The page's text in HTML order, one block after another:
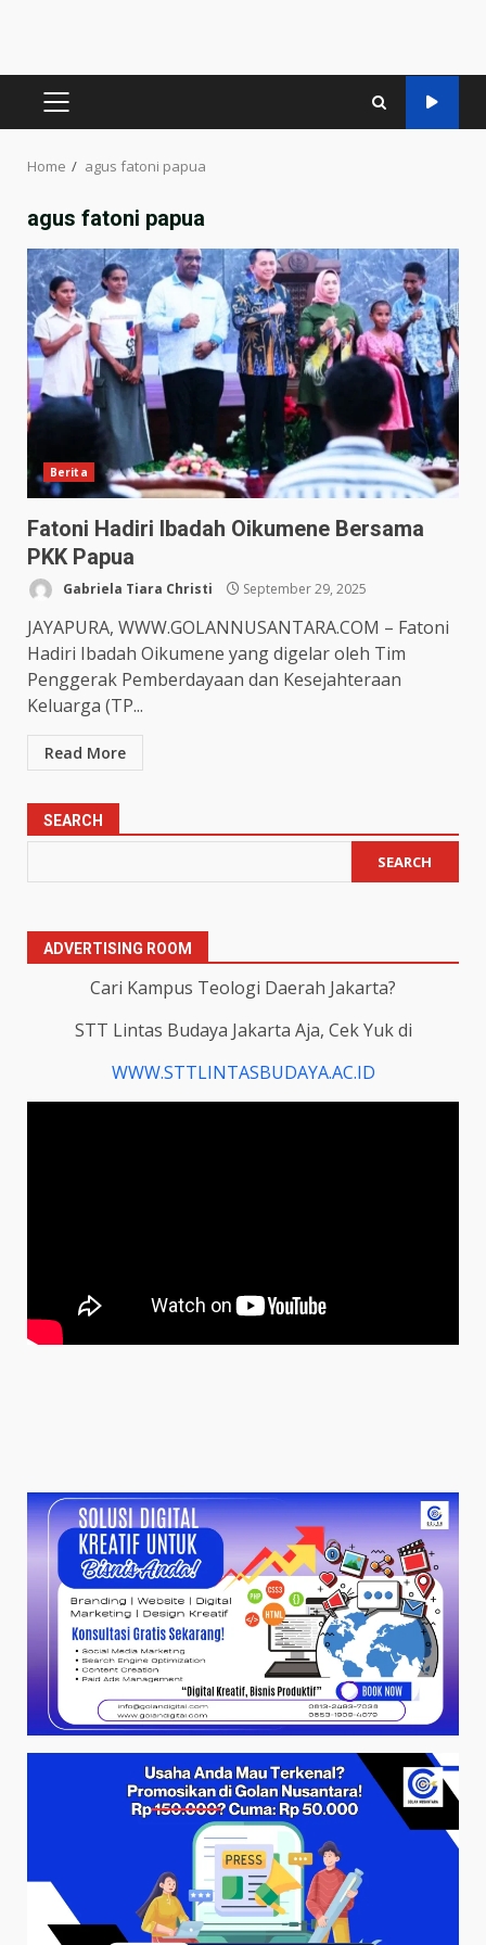
PRIMARY
Home agus fatoni papua
agus fatoni papua
Berita
Fatoni Hadiri Ibadah Oikumene Bersama
PKK Papua
Gabriela Tiara Christi September 29, 2025
JAYAPURA, WWW.GOLANNUSANTARA.COM – Fatoni
Hadiri Ibadah Oikumene yang digelar oleh Tim
Penggerak Pemberdayaan dan Kesejahteraan
Keluarga (TP...
Read More
SEARCH
SEARCH
ADVERTISING ROOM
Cari Kampus Teologi Daerah Jakarta?
STT Lintas Budaya Jakarta Aja, Cek Yuk di
WWW.STTLINTASBUDAYA.AC.ID